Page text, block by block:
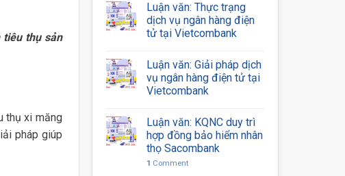
tiêu thụ sản
thụ xi măng
pháp giúp
Luận văn: Thực trạng
dịch vụ ngân hàng điện
tử tại Vietcombank
Luận văn: Giải pháp dịch
vụ ngân hàng điện tử tại
Vietcombank
Luận văn: KQNC duy trì
hợp đồng bảo hiểm nhân
thọ Sacombank
1 Comment